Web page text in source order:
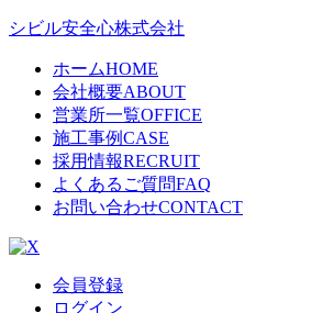
シビル安全心株式会社
ホームHOME
会社概要ABOUT
営業所一覧OFFICE
施工事例CASE
採用情報RECRUIT
よくあるご質問FAQ
お問い合わせCONTACT
会員登録
ログイン